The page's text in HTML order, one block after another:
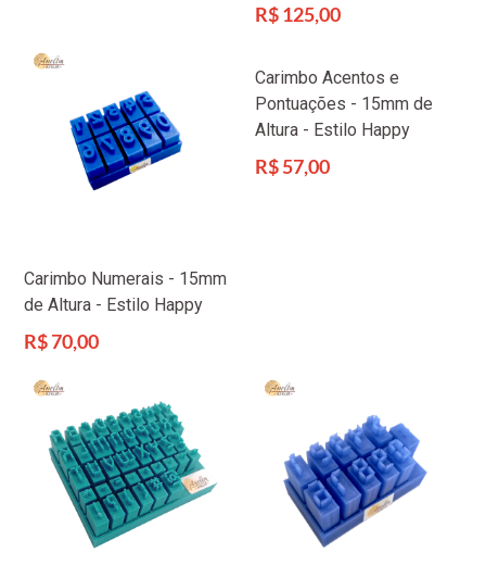
Preço
R$ 125,00
Carimbo Numerais - 15mm
de Altura - Estilo Happy
Preço
R$ 70,00
Carimbo Acentos e
Pontuações - 15mm de
Altura - Estilo Happy
Preço
R$ 57,00